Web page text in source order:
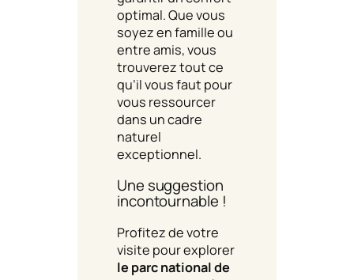
optimal. Que vous
soyez en famille ou
entre amis, vous
trouverez tout ce
qu’il vous faut pour
vous ressourcer
dans un cadre
naturel
exceptionnel.
Une suggestion
incontournable !
Profitez de votre
visite pour explorer
le parc national de